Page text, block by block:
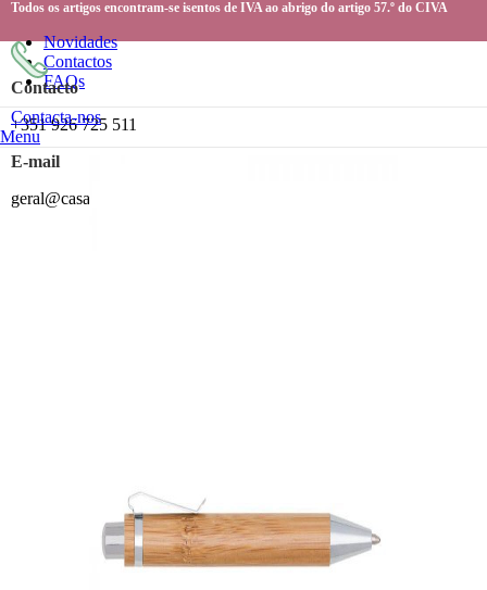
Todos os artigos encontram-se isentos de IVA ao abrigo do artigo 57.º do CIVA
Novidades
Contactos
FAQs
Contacto
+351 926 725 511
E-mail
geral@casacomigo19.pt
Contacta-nos
Menu